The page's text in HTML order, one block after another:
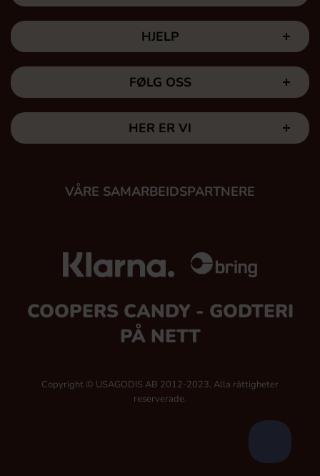
HJELP
FØLG OSS
HER ER VI
VÅRE SAMARBEIDSPARTNERE
COOPERS CANDY - GODTERI
PÅ NETT
Copyright © USAGODIS AB 2012-2023, Alla rättigheter
reserverade.